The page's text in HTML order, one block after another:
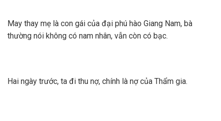
May thay mẹ là con gái của đại phú hào Giang Nam, bà
thường nói không có nam nhân, vẫn còn có bạc.
Hai ngày trước, ta đi thu nợ, chính là nợ của Thẩm gia.